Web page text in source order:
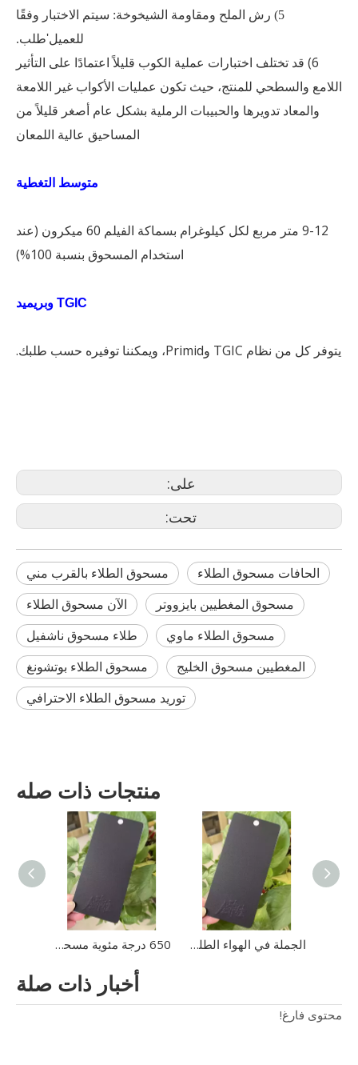
5) رش الملح ومقاومة الشيخوخة: سيتم الاختبار وفقًا
للعميل'طلب.
6) قد تختلف اختبارات عملية الكوب قليلاً اعتمادًا على التأثير
اللامع والسطحي للمنتج، حيث تكون عمليات الأكواب غير اللامعة
والمعاد تدويرها والحبيبات الرملية بشكل عام أصغر قليلاً من
المساحيق عالية اللمعان
متوسط ​​التغطية
9-12 متر مربع لكل كيلوغرام بسماكة الفيلم 60 ميكرون (عند
استخدام المسحوق بنسبة 100%)
TGIC وبريميد
يتوفر كل من نظام TGIC وPrimid، ويمكننا توفيره حسب طلبك.
على:
تحت:
مسحوق الطلاء بالقرب مني
الحافات مسحوق الطلاء
الآن مسحوق الطلاء
مسحوق المغطيين بايزووتر
طلاء مسحوق ناشفيل
مسحوق الطلاء ماوي
مسحوق الطلاء بوتشونغ
المغطيين مسحوق الخليج
توريد مسحوق الطلاء الاحترافي
منتجات ذات صله
650 درجة مئوية مسحوق طلاء مسحوق ذو ملمس رملي أسود مقاوم لدرجات الحرارة العالية على الشواء الجملة في الهواء الطلق 650 درجة مئوية ارتفاع درجة الحرارة مقاومة للحرارة مسحوق الطلاء الطلاء الحبوب الرمال السوداء
أخبار ذات صلة
محتوى فارغ!